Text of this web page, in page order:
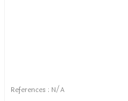
References : N/A